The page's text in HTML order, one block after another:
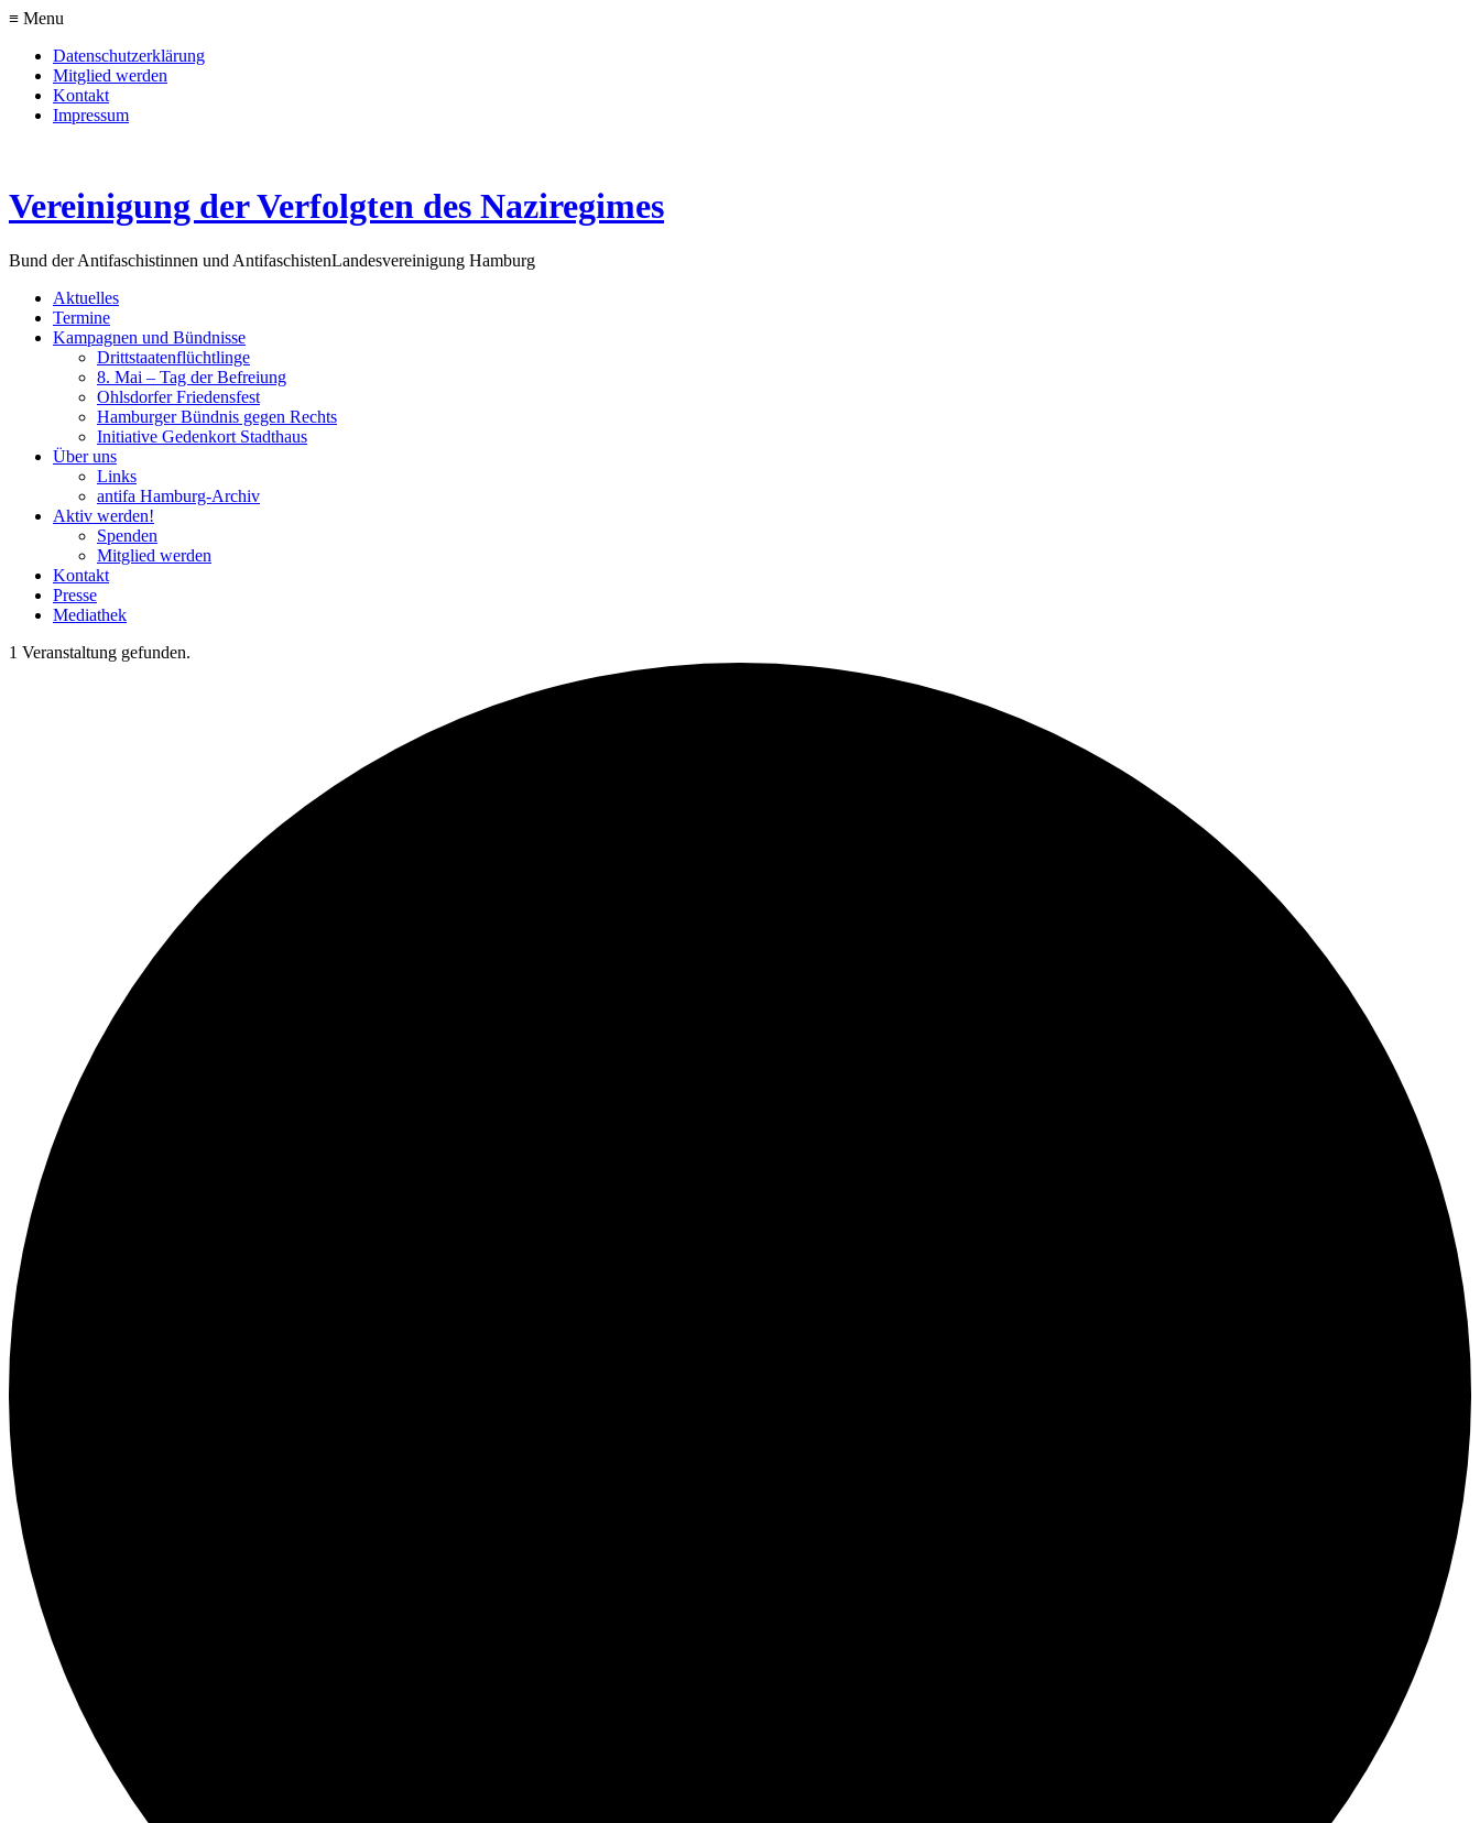
≡ Menu
Datenschutzerklärung
Mitglied werden
Kontakt
Impressum
Vereinigung der Verfolgten des Naziregimes
Bund der Antifaschistinnen und AntifaschistenLandesvereinigung Hamburg
Aktuelles
Termine
Kampagnen und Bündnisse
Drittstaatenflüchtlinge
8. Mai – Tag der Befreiung
Ohlsdorfer Friedensfest
Hamburger Bündnis gegen Rechts
Initiative Gedenkort Stadthaus
Über uns
Links
antifa Hamburg-Archiv
Aktiv werden!
Spenden
Mitglied werden
Kontakt
Presse
Mediathek
1 Veranstaltung gefunden.